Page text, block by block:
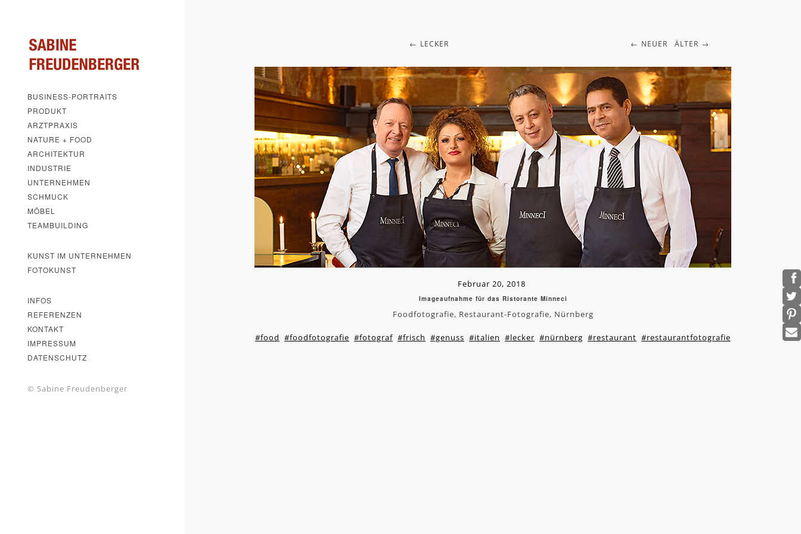
BUSINESS-PORTRAITS
PRODUKT
ARZTPRAXIS
NATURE + FOOD
ARCHITEKTUR
INDUSTRIE
UNTERNEHMEN
SCHMUCK
MÖBEL
TEAMBUILDING
KUNST IM UNTERNEHMEN
FOTOKUNST
INFOS
REFERENZEN
KONTAKT
IMPRESSUM
DATENSCHUTZ
© Sabine Freudenberger
NEUER ÄLTER
LECKER
Februar 20, 2018
Imageaufnahme für das Ristorante Minneci
Foodfotografie, Restaurant-Fotografie, Nürnberg
#food #foodfotografie #fotograf #frisch #genuss #italien #lecker #nürnberg #restaurant #restaurantfotografie